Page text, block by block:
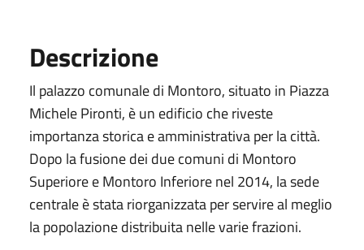
Descrizione
Il palazzo comunale di Montoro, situato in Piazza
Michele Pironti, è un edificio che riveste
importanza storica e amministrativa per la città.
Dopo la fusione dei due comuni di Montoro
Superiore e Montoro Inferiore nel 2014, la sede
centrale è stata riorganizzata per servire al meglio
la popolazione distribuita nelle varie frazioni.